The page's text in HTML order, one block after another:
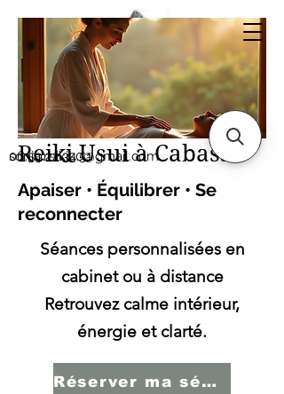
sonia.reiki50@gmail.com
06.59.22.34.51
Sonia SERBINI
Thérapeute soins
énergétiques Reiki Usui
Reiki Usui à Cabasse
Apaiser • Équilibrer • Se
reconnecter
Séances personnalisées en
cabinet ou à distance
Retrouvez calme intérieur,
énergie et clarté.
Réserver ma séance